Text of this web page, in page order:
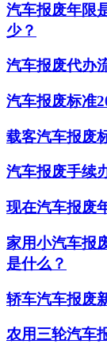
汽车报废年限
少？
汽车报废代办
汽车报废标准
载客汽车报废
汽车报废手续
现在汽车报废
家用小汽车报
是什么？
轿车汽车报废
农用三轮汽车